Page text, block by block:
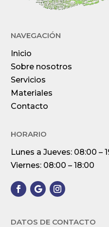
NAVEGACIÓN
Inicio
Sobre nosotros
Servicios
Materiales
Contacto
HORARIO
Lunes a Jueves: 08:00 –
Viernes: 08:00 – 18:00
DATOS DE CONTACTO